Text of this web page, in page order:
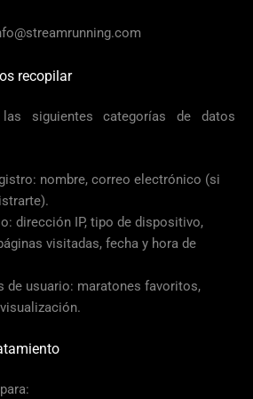
recopilar
siguientes categorías de datos
nombre, correo electrónico (si
dirección IP, tipo de dispositivo,
visitadas, fecha y hora de
de usuario: maratones favoritos,